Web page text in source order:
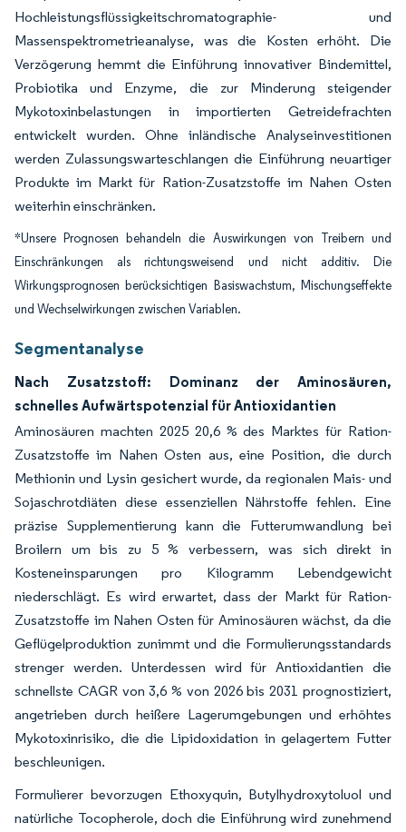
Hochleistungsflüssigkeitschromatographie- und
Massenspektrometrieanalyse, was die Kosten erhöht. Die
Verzögerung hemmt die Einführung innovativer Bindemittel,
Probiotika und Enzyme, die zur Minderung steigender
Mykotoxinbelastungen in importierten Getreidefrachten
entwickelt wurden. Ohne inländische Analyseinvestitionen
werden Zulassungswarteschlangen die Einführung neuartiger
Produkte im Markt für Ration-Zusatzstoffe im Nahen Osten
weiterhin einschränken.
*Unsere Prognosen behandeln die Auswirkungen von Treibern und
Einschränkungen als richtungsweisend und nicht additiv. Die
Wirkungsprognosen berücksichtigen Basiswachstum, Mischungseffekte
und Wechselwirkungen zwischen Variablen.
Segmentanalyse
Nach Zusatzstoff: Dominanz der Aminosäuren,
schnelles Aufwärtspotenzial für Antioxidantien
Aminosäuren machten 2025 20,6 % des Marktes für Ration-
Zusatzstoffe im Nahen Osten aus, eine Position, die durch
Methionin und Lysin gesichert wurde, da regionalen Mais- und
Sojaschrotdiäten diese essenziellen Nährstoffe fehlen. Eine
präzise Supplementierung kann die Futterumwandlung bei
Broilern um bis zu 5 % verbessern, was sich direkt in
Kosteneinsparungen pro Kilogramm Lebendgewicht
niederschlägt. Es wird erwartet, dass der Markt für Ration-
Zusatzstoffe im Nahen Osten für Aminosäuren wächst, da die
Geflügelproduktion zunimmt und die Formulierungsstandards
strenger werden. Unterdessen wird für Antioxidantien die
schnellste CAGR von 3,6 % von 2026 bis 2031 prognostiziert,
angetrieben durch heißere Lagerumgebungen und erhöhtes
Mykotoxinrisiko, die die Lipidoxidation in gelagertem Futter
beschleunigen.
Formulierer bevorzugen Ethoxyquin, Butylhydroxytoluol und
natürliche Tocopherole, doch die Einführung wird zunehmend